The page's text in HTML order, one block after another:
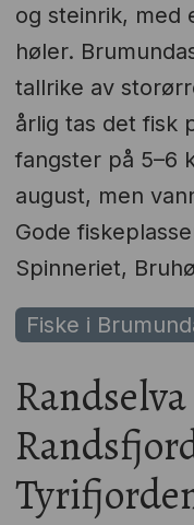
og steinrik, med
høler.
tallrike av
årlig tas det fisk
fangster på 5–6
august, men
Gode
Spinneriet,
Fiske i